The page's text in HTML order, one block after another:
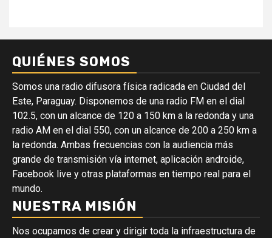
QUIÉNES SOMOS
Somos una radio difusora física radicada en Ciudad del
Este, Paraguay. Disponemos de una radio FM en el dial
102.5, con un alcance de 120 a 150 km a la redonda y una
radio AM en el dial 550, con un alcance de 200 a 250 km a
la redonda. Ambas frecuencias con la audiencia más
grande de transmisión vía internet, aplicación androide,
Facebook live y otras plataformas en tiempo real para el
mundo.
NUESTRA MISIÓN
Nos ocupamos de crear y dirigir toda la infraestructura de